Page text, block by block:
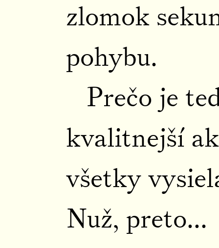
zlomok
pohybu.
Prečo je
kvalitnejší
všetky
Nuž, preto...